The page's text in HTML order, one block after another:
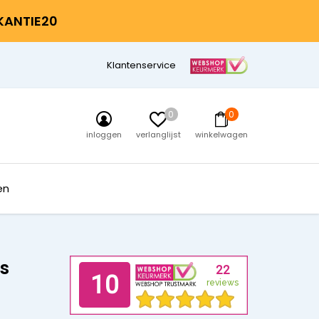
Klantenservice
inloggen
0
verlanglijst
0
winkelwagen